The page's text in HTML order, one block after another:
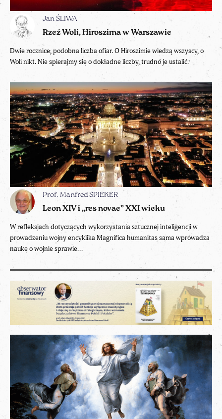
Jan ŚLIWA
Rzeź Woli, Hiroszima w Warszawie
Dwie rocznice, podobna liczba ofiar. O Hiroszimie wiedzą wszyscy, o
Woli nikt. Nie spierajmy się o dokładne liczby, trudno je ustalić.
Prof. Manfred SPIEKER
Leon XIV i „res novae” XXI wieku
W refleksjach dotyczących wykorzystania sztucznej inteligencji w
prowadzeniu wojny encyklika Magnifica humanitas sama wprowadza
naukę o wojnie sprawie...